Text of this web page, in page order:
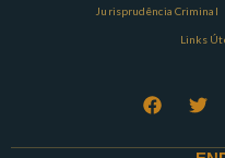
Jurisprudência Criminal
Links